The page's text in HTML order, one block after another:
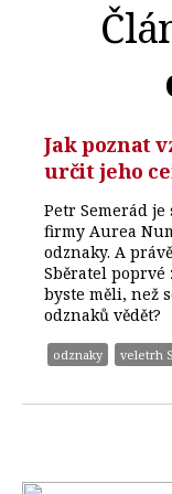
Jak poznat
určit jeho
Petr Semerád
firmy Aurea
odznaky. A
Sběratel poprvé
byste měli, než
odznaků vědět?
odznaky veletrh